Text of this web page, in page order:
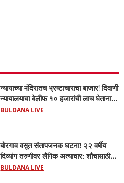
न्यायाच्या मंदिरातच भ्रष्टाचाराचा बाजार! दिवाणी
न्यायालयाचा बेलीफ १० हजारांची लाच घेताना
एसीबीच्या जाळ्यात; मेहकरात खळबळ!
BULDANA LIVE
बोरगाव वसूत संतापजनक घटना! २२ वर्षीय
दिव्यांग तरुणीवर लैंगिक अत्याचार; शौचासाठी
गेलेल्या तरुणीचा पाठलाग करून अत्याचाराचा
BULDANA LIVE